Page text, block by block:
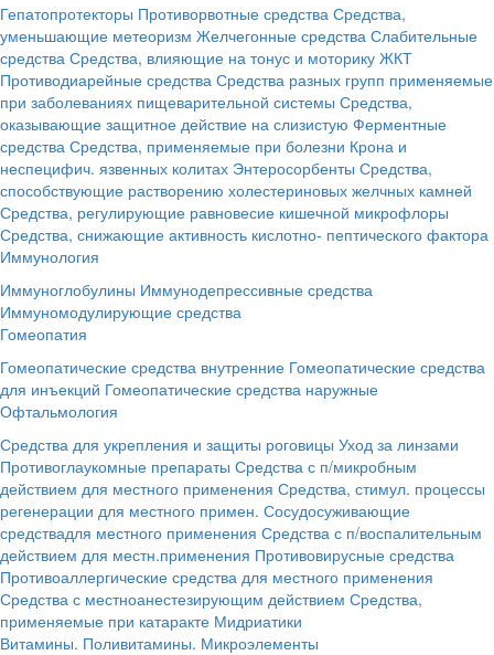
Гепатопротекторы Противорвотные средства Средства,
уменьшающие метеоризм Желчегонные средства Слабительные
средства Средства, влияющие на тонус и моторику ЖКТ
Противодиарейные средства Средства разных групп применяемые
при заболеваниях пищеварительной системы Средства,
оказывающие защитное действие на слизистую Ферментные
средства Средства, применяемые при болезни Крона и
неспецифич. язвенных колитах Энтеросорбенты Средства,
способствующие растворению холестериновых желчных камней
Средства, регулирующие равновесие кишечной микрофлоры
Средства, снижающие активность кислотно- пептического фактора
Иммунология
Иммуноглобулины Иммунодепрессивные средства
Иммуномодулирующие средства
Гомеопатия
Гомеопатические средства внутренние Гомеопатические средства
для инъекций Гомеопатические средства наружные
Офтальмология
Средства для укрепления и защиты роговицы Уход за линзами
Противоглаукомные препараты Средства с п/микробным
действием для местного применения Средства, стимул. процессы
регенерации для местного примен. Сосудосуживающие
средствадля местного применения Средства с п/воспалительным
действием для местн.применения Противовирусные средства
Противоаллергические средства для местного применения
Средства с местноанестезирующим действием Средства,
применяемые при катаракте Мидриатики
Витамины. Поливитамины. Микроэлементы